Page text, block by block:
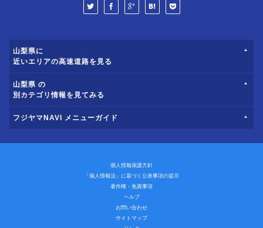
山梨県に
近いエリアの高速道路を見る
山梨県 の
別カテゴリ情報を見てみる
フジヤマNAVI メニューガイド
個人情報保護方針
「個人情報法」に基づく公表事項の提示
著作権・免責事項
ヘルプ
お問い合わせ
サイトマップ